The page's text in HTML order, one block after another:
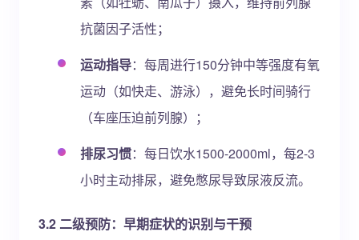
抗菌因子活性；
运动指导：每周进行150分钟中等强度有氧
运动（如快走、游泳），避免长时间骑行
（车座压迫前列腺）；
排尿习惯：每日饮水1500-2000ml，每2-3
小时主动排尿，避免憋尿导致尿液反流。
3.2 二级预防：早期症状的识别与干预